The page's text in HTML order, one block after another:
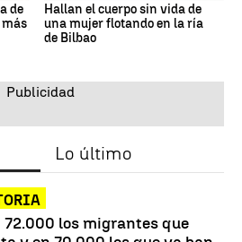
de
Hallan el cuerpo sin vida de
una mujer flotando en la ría
de Bilbao
Lo último
los migrantes que